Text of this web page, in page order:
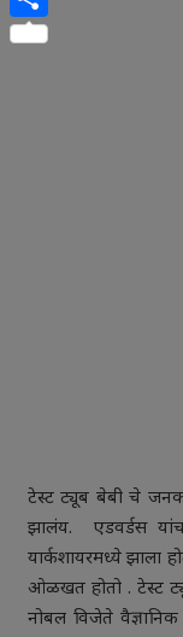
टेस्ट ट्यूब बेबी चे जनक
झालंय. एडवर्डस
यार्कशायरमध्ये झाला
ओळखत होतो . टेस्ट
नोबल विजेते वैज्ञानिक
Share